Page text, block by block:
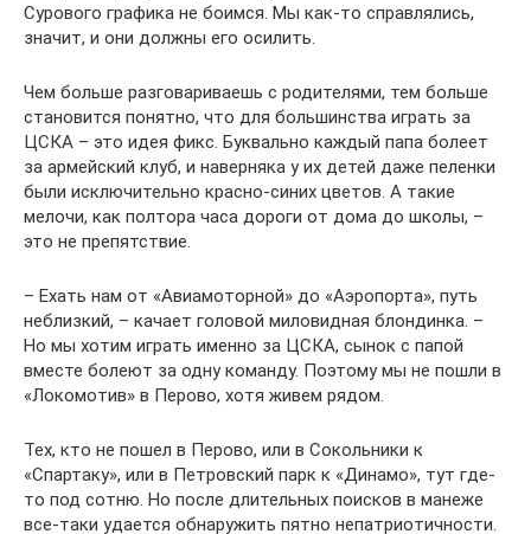
Сурового графика не боимся. Мы как-то справлялись,
значит, и они должны его осилить.
Чем больше разговариваешь с родителями, тем больше
становится понятно, что для большинства играть за
ЦСКА – это идея фикс. Буквально каждый папа болеет
за армейский клуб, и наверняка у их детей даже пеленки
были исключительно красно-синих цветов. А такие
мелочи, как полтора часа дороги от дома до школы, –
это не препятствие.
– Ехать нам от «Авиамоторной» до «Аэропорта», путь
неблизкий, – качает головой миловидная блондинка. –
Но мы хотим играть именно за ЦСКА, сынок с папой
вместе болеют за одну команду. Поэтому мы не пошли в
«Локомотив» в Перово, хотя живем рядом.
Тех, кто не пошел в Перово, или в Сокольники к
«Спартаку», или в Петровский парк к «Динамо», тут где-
то под сотню. Но после длительных поисков в манеже
все-таки удается обнаружить пятно непатриотичности.